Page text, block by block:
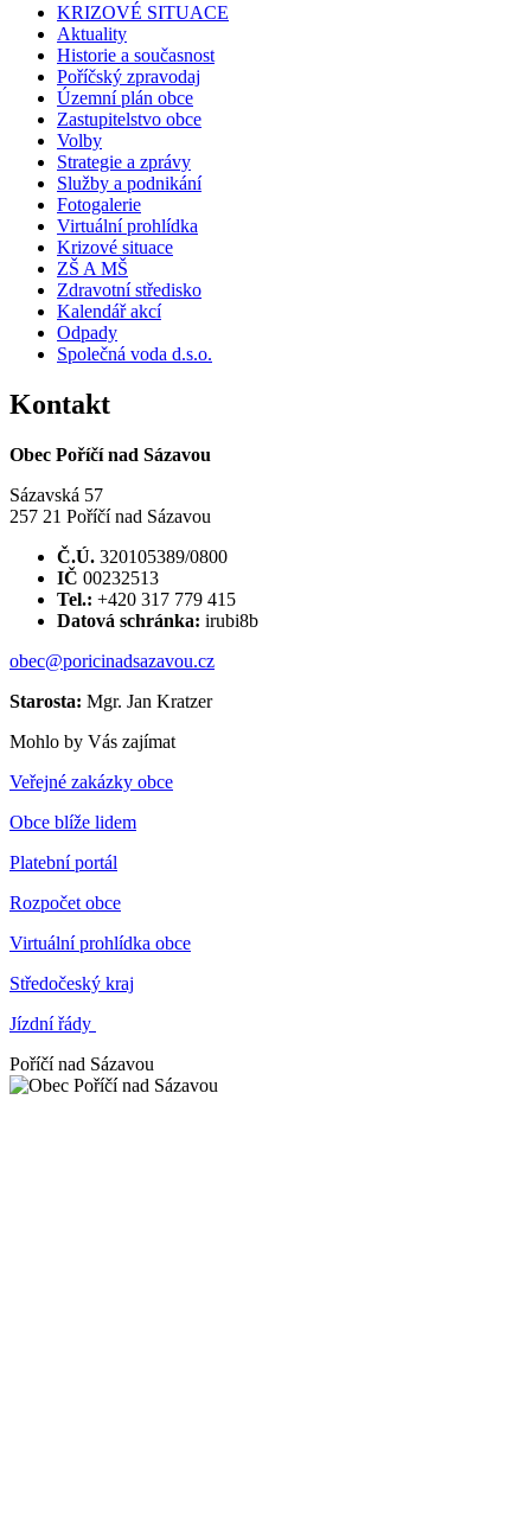
KRIZOVÉ SITUACE
Aktuality
Historie a současnost
Poříčský zpravodaj
Územní plán obce
Zastupitelstvo obce
Volby
Strategie a zprávy
Služby a podnikání
Fotogalerie
Virtuální prohlídka
Krizové situace
ZŠ A MŠ
Zdravotní středisko
Kalendář akcí
Odpady
Společná voda d.s.o.
Kontakt
Obec Poříčí nad Sázavou
Sázavská 57
257 21 Poříčí nad Sázavou
Č.Ú. 320105389/0800
IČ 00232513
Tel.: +420 317 779 415
Datová schránka: irubi8b
obec@poricinadsazavou.cz
Starosta: Mgr. Jan Kratzer
Mohlo by Vás zajímat
Veřejné zakázky obce
Obce blíže lidem
Platební portál
Rozpočet obce
Virtuální prohlídka obce
Středočeský kraj
Jízdní řády
Poříčí nad Sázavou